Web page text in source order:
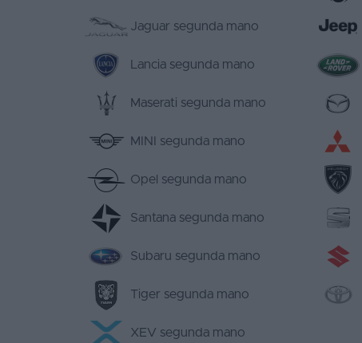
Jaguar segunda mano
Lancia segunda mano
Maserati segunda mano
MINI segunda mano
Opel segunda mano
Santana segunda mano
Subaru segunda mano
Tiger segunda mano
XEV segunda mano